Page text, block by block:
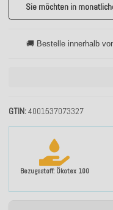
Bezugsstoff: Ökotex 100
GTIN 4001537073327
Sie möchten in
🚚 Bestelle innerhalb